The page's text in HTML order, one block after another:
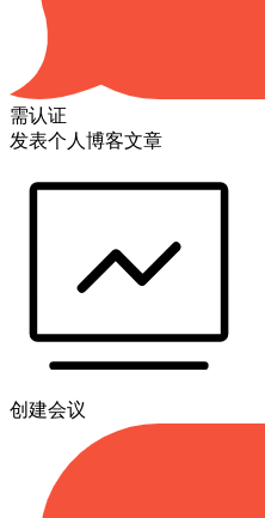
需认证
发表个人博客文章
创建会议